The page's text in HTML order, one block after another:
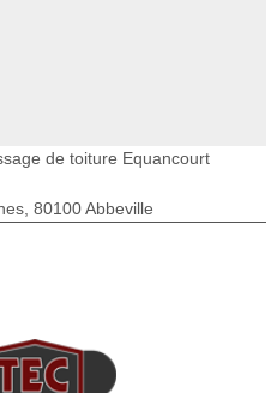
de toiture Equancourt
80100 Abbeville